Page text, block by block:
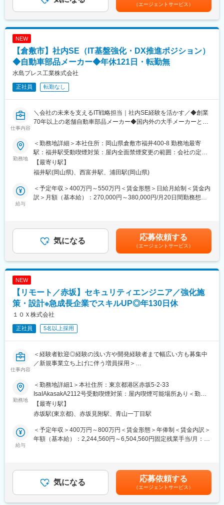
当社は「ココロ」からサービスを提供するシステムインテグレー
ターとして、需要が拡大し続けるスマートデバイスのアプリケー
ション開発をはじめ、コンテンツの管理・活用やクロスメディア
ー運営などのBPO業務を中心にトータルソリューションを提案
し、お客様の持続的な成長を支えていきます
変更の範囲：会社の定める業務
ための「セキュアなネットワーク」の設計・構築・運用を主導い
「会社全体のネットワーク」とセキュリティを設計～運用を担当
いただきます。
スキルやご希望に応じて以下いずれか、または複数業務を担って
いただく予定です。
また、入社後の活躍次第で他領域を含めて多岐にわたる領域へも
■業務詳細
・全社規模/多拠点環境を前提としたネットワーク基盤において、
よび基本/詳細設計
・拠点間VPN、SD-WAN、ならびにデータセンター内ネットワー
クについて、冗長構成や運用性を考慮したアーキテクチャ設計
・次世代ファイアウォール（NGFW）、IPS/IDS、WAF、プロキシ
サーバ等の境界防御に関する仕組みについて全体最適の観点から
の見直しや高度化を行い、ポリシー最適化を含む運用改善や強化
の推進
・これら基盤システムについて、管理および効率化に向けた企画/
設計/実装/運用、ならびに継続的な改善推進
理等のマネジメント業務 等
性あり
（エージェントサービス）
NEW
【倉敷市】社内SE（IT基盤強化・DX推進ポジション）
◆自動車部品メーカー◆年休121日・転勤無
水島プレス工業株式会社
正社員 転勤なし
仕事内容
＼会社の未来を支えるIT戦略担当｜社内SE経験を活かす／◆創業
70年以上の老舗自動車部品メーカー◆国内外の大手メーカーとの
■業務内容：
社内SEとして、ITインフラや基幹システムの運用管理に加え、情
報セキュリティ認証取得に向けた体制構築・運用を担当していた
だきます。各部門と連携しながら、セキュリティ強化、業務改
善、DX推進を通じて会社全体の生産性向上を支えるポジションで
す。
・TISAXなどの認証取得に向けた体制構築
・認証取得に必要な文書作成・運用管理
・外部コンサルタントや認証機関との折衝
・サーバー・ネットワークの運用管理
・Microsoft 365環境の管理
・アカウントおよびアクセス権管理
・エンドポイントセキュリティ運用
・バックアップ環境の整備・運用
・基幹システムの運用管理
・ベンダーコントロール
・ITを活用したDX推進
■本ポジションの魅力：
社内SEとしてシステム運用だけでなく、情報セキュリティ認証取
得やDX推進など会社の将来を支えるプロジェクトに携わることが
できます。特に今後予定しているセキュリティ認証取得において
は中心メンバーとして活躍いただくことを期待しており、上流工
水島プレス工業株式会社は「人と技術の美しい調和」のもとに確
かな価値を創造し、創業1953年から約70年間、輸送用機器の「ス
テアリングシャフト」、「ドアヒンジ」の設計、製作により社会
勤務地
＜勤務地詳細＞本社住所：岡山県倉敷市福井400-8 勤務地最寄
駅：福井駅受動喫煙対策：屋内全面禁煙変更の範囲：会社の定め
る事業所
【最寄り駅】
福井駅(岡山県)、西富井駅、浦田駅(岡山県)
給与
＜予定年収＞400万円～550万円＜賃金形態＞日給月給制＜賃金内
訳＞月額（基本給）：270,000円～380,000円/月20日間勤務想定
はあくまでも目安の金額であり、選考を通じて上下する可能性が
あります。月給(月額)は固定手当を含めた表記です。
気になる 応募依頼する
（エージェントサービス）
NEW
【リモート／赤坂】セキュリティエンジニア／強化施
策・設計※急成長企業でスキルUP◎年130日休
１０Ｘ株式会社
正社員 5名以上採用
仕事内容
＜経験者歓迎◎経験の浅い方や開発経験者まで幅広い方も募集中
／新規事業立ち上げに伴う増員採用＞
■仕事内容：
システムエンジニアリングサービスを提供している当社にてセキ
ュリティエンジニアとして下記業務をお任せします。
・システム全体（自社サービス／社内両方）のセキュリティ強化
施策の企画、設計
・セキュリティソリューションの導入、検証
／プレイブックの作成
・概念を言語化し各組織を巻き込んだプロジェクト推進
・エンドポイントセキュリティ／ネットワークセキュリティ／マ
勤務地
＜勤務地詳細1＞本社住所：東京都港区赤坂5-2-33
IsaIAkasakA2112号受動喫煙対策：屋内喫煙可能場所あり＜勤務
地詳細2＞常駐先（東京）住所：東京都 受動喫煙対策：その他
（常駐先による）＜勤務地詳細3＞常駐先（神奈川）住所：神奈川
【最寄り駅】
赤坂駅(東京都)、赤坂見附駅、青山一丁目駅
給与
＜予定年収＞400万円～800万円＜賃金形態＞年俸制＜賃金内訳＞
年額（基本給）：2,244,560円～6,504,560円固定残業手当/月：
金はあくまでも目安の金額であり、選考を通じて上下する可能性
があります。月給(月額)は固定手当を含めた表記です。
気になる 応募依頼する
（エージェントサービス）